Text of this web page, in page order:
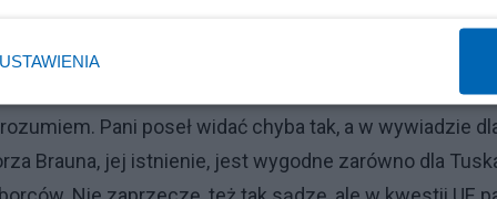
Konfederacji Mentzena, której w Konfederacji nie
Pani poseł widać chyba tak, a w wywiadzie
Brauna, jej istnienie, jest wygodne zarówno dla
USTAWIENIA